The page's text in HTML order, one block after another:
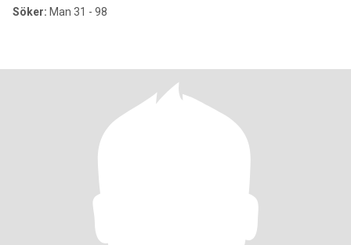
Söker: Man 31 - 98